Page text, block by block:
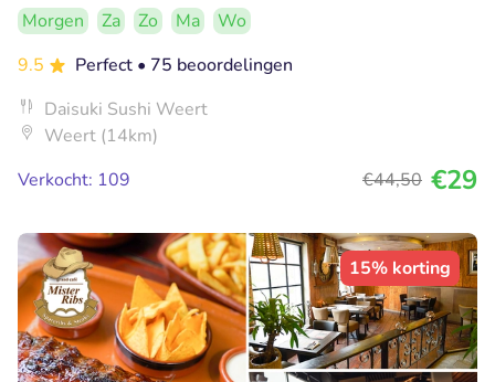
Morgen Za Zo Ma
Wo
9.5
Perfect • 75 beoordelingen
Daisuki Sushi Weert
Weert (14km)
Verkocht: 109
€44,50 €29
15% korting